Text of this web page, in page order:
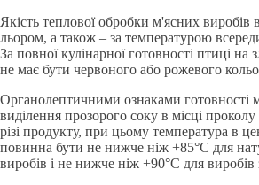
Якiсть теплової обробки м'ясних виробiв
льором, а також – за температурою
За повної кулінарної готовностi птицi на
не має бути червоного або рожевого
Органолептичними ознаками готовностi
видiлення прозорого соку в мiсцi
рiзi продукту, при цьому температура в
повинна бути не нижче нiж +85°C для
виро­бiв i не нижче нiж +90°C для виробiв